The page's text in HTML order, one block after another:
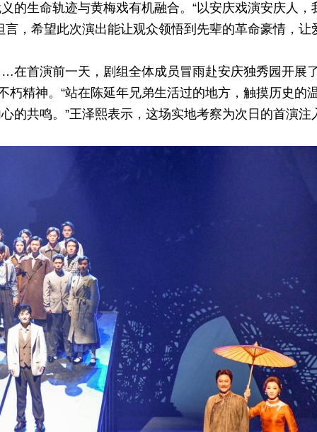
的生命轨迹与黄梅戏有机融合。“以安庆戏演安庆人，
，希望此次演出能让观众领悟到先辈的革命豪情，让
首演前一天，剧组全体成员冒雨赴安庆独秀园开展
朽精神。“站在陈延年兄弟生活过的地方，触摸历史的
的共鸣。”王泽熙表示，这场实地考察为次日的首演注